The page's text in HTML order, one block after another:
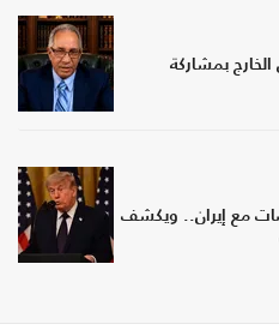
بمشاركة
مع إيران.. ويكشف